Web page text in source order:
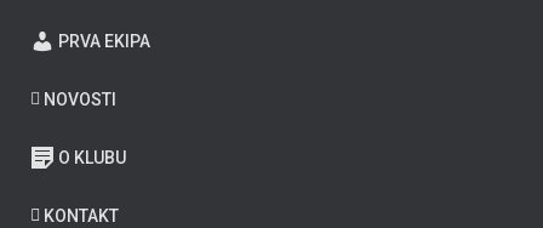
PRVA EKIPA
NOVOSTI
O KLUBU
KONTAKT